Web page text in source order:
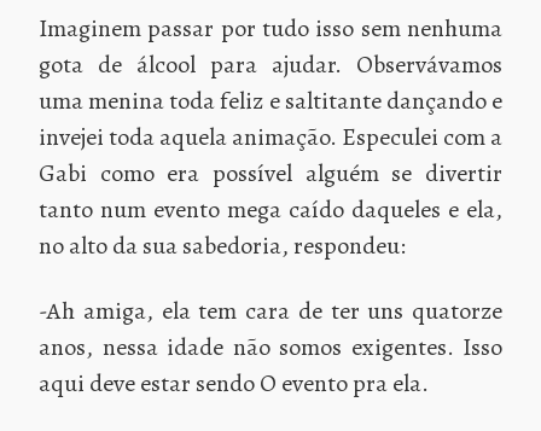
Imaginem passar por tudo isso sem nenhuma
gota de álcool para ajudar. Observávamos
uma menina toda feliz e saltitante dançando e
invejei toda aquela animação. Especulei com a
Gabi como era possível alguém se divertir
tanto num evento mega caído daqueles e ela,
no alto da sua sabedoria, respondeu:
-Ah amiga, ela tem cara de ter uns quatorze
anos, nessa idade não somos exigentes. Isso
aqui deve estar sendo O evento pra ela.